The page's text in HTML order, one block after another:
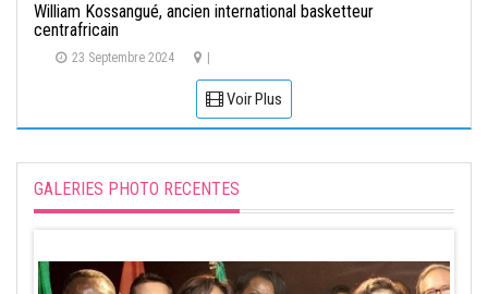
William Kossangué, ancien international basketteur
centrafricain
23 Septembre 2024
Voir Plus
GALERIES PHOTO RECENTES